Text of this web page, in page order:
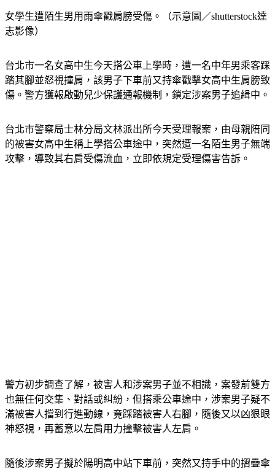
女學生遭陌生男用雨傘戳肩膀受傷。（示意圖／shutterstock達
台北市一名女高中生今天搭公車上學時，遭一名中年男乘客踩
踏其腳並怒視撞肩，該男子下車前又持傘戳擊女高中生肩膀致
台北市警察局士林分局文林派出所今天受理報案，由母親陪同
的被害女高中生稱上學搭公車途中，突然遭一名陌生男子無端
警方初步調查了解，被害人和涉案男子並不相識，案發前雙方
也無任何交集、對話或糾紛，但搭乘公車途中，涉案男子疑不
滿被害人擋到行進動線，竟踩踏被害人右腳，隨後又以凶狠眼